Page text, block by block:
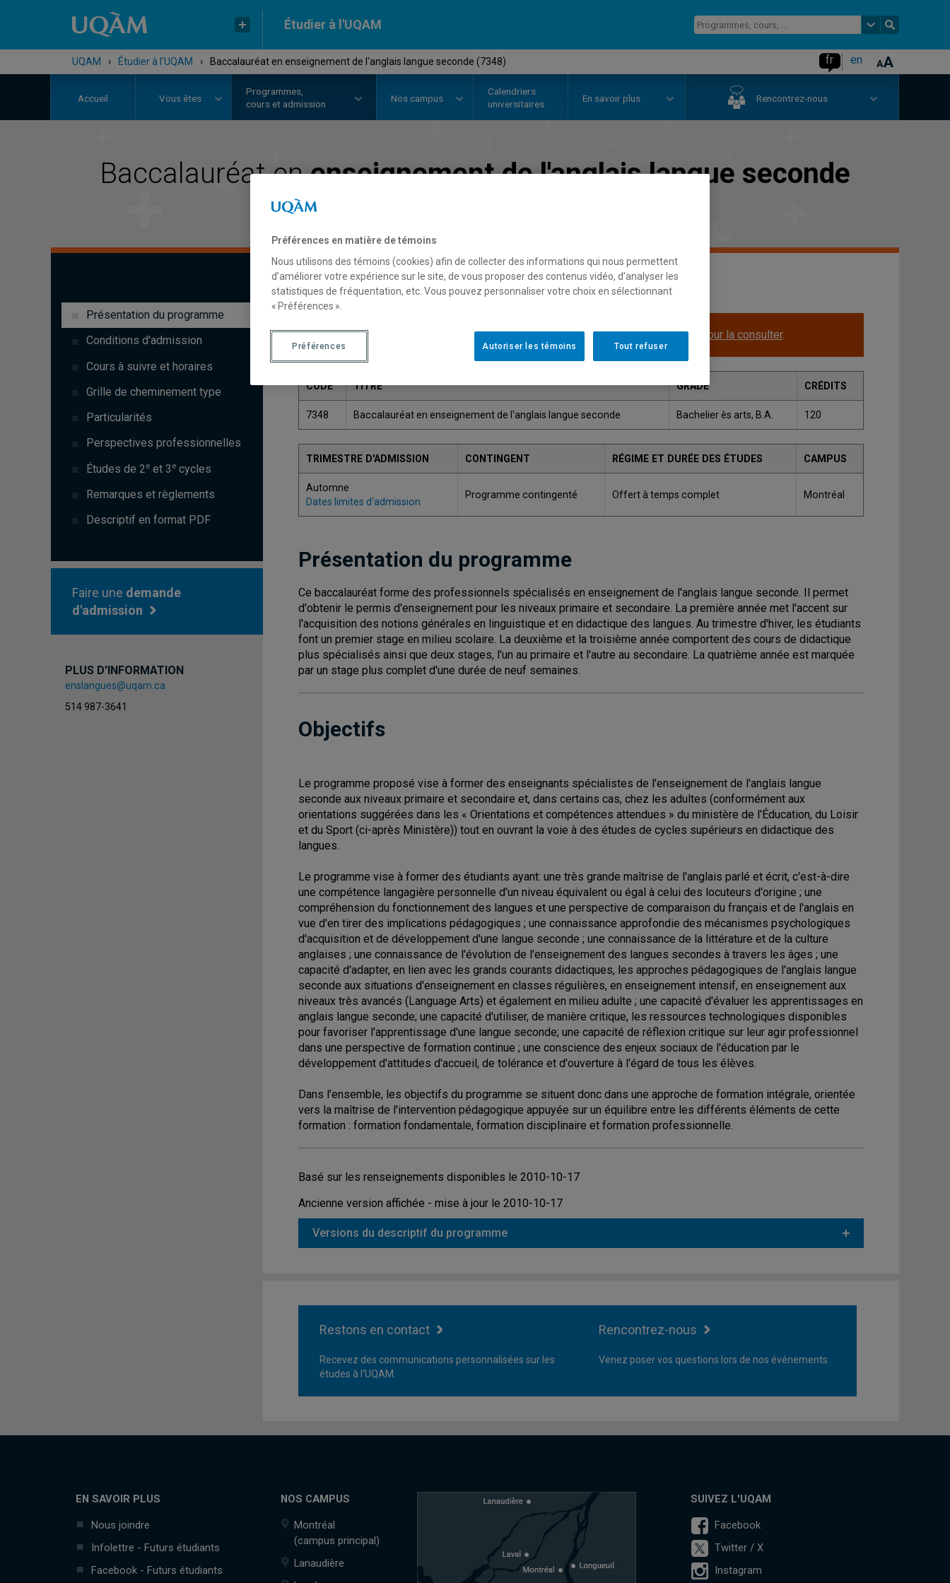
Étudier à l'UQAM
UQAM › Étudier à l'UQAM › Baccalauréat en enseignement de l'anglais langue seconde (7348) fr en
Accueil Vous êtes
Programmes,
cours et admission
Nos campus
Calendriers
universitaires
En savoir plus Rencontrez-nous
Baccalauréat enenseignement de l'anglais langue seconde
Présentation du programme
Conditions d'admission
Cours à suivre et horaires
Grille de cheminement type
Particularités
Perspectives professionnelles
Études de 2 e et 3 e cycles
Remarques et règlements
Descriptif en format PDF
Faire une demande
d'admission
PLUS D'INFORMATION
enslangues@uqam.ca
514 987-3641
Une version plus récente de ce programme est disponible.Cliquez ici pour la consulter.
CODE TITRE GRADE CRÉDITS
7348 Baccalauréat en enseignement de l'anglais langue seconde Bachelier ès arts, B.A. 120
TRIMESTRE D'ADMISSION CONTINGENT RÉGIME ET DURÉE DES ÉTUDES CAMPUS
Automne
Dates limites d'admission
Programme contingenté Offert à temps complet Montréal
Présentation du programme
Ce baccalauréat forme des professionnels spécialisés en enseignement de l'anglais langue seconde. Il permet
d'obtenir le permis d'enseignement pour les niveaux primaire et secondaire. La première année met l'accent sur
l'acquisition des notions générales en linguistique et en didactique des langues. Au trimestre d'hiver, les étudiants
font un premier stage en milieu scolaire. La deuxième et la troisième année comportent des cours de didactique
plus spécialisés ainsi que deux stages, l'un au primaire et l'autre au secondaire. La quatrième année est marquée
par un stage plus complet d'une durée de neuf semaines.
Objectifs
Le programme proposé vise à former des enseignants spécialistes de l'enseignement de l'anglais langue
seconde aux niveaux primaire et secondaire et, dans certains cas, chez les adultes (conformément aux
orientations suggérées dans les « Orientations et compétences attendues » du ministère de l'Éducation, du Loisir
et du Sport (ci-après Ministère)) tout en ouvrant la voie à des études de cycles supérieurs en didactique des
langues.
Le programme vise à former des étudiants ayant: une très grande maîtrise de l'anglais parlé et écrit, c'est-à-dire
une compétence langagière personnelle d'un niveau équivalent ou égal à celui des locuteurs d'origine ; une
compréhension du fonctionnement des langues et une perspective de comparaison du français et de l'anglais en
vue d'en tirer des implications pédagogiques ; une connaissance approfondie des mécanismes psychologiques
d'acquisition et de développement d'une langue seconde ; une connaissance de la littérature et de la culture
anglaises ; une connaissance de l'évolution de l'enseignement des langues secondes à travers les âges ; une
capacité d'adapter, en lien avec les grands courants didactiques, les approches pédagogiques de l'anglais langue
seconde aux situations d'enseignement en classes régulières, en enseignement intensif, en enseignement aux
niveaux très avancés (Language Arts) et également en milieu adulte ; une capacité d'évaluer les apprentissages en
anglais langue seconde; une capacité d'utiliser, de manière critique, les ressources technologiques disponibles
pour favoriser l'apprentissage d'une langue seconde; une capacité de réflexion critique sur leur agir professionnel
dans une perspective de formation continue ; une conscience des enjeux sociaux de l'éducation par le
développement d'attitudes d'accueil, de tolérance et d'ouverture à l'égard de tous les élèves.
Dans l'ensemble, les objectifs du programme se situent donc dans une approche de formation intégrale, orientée
vers la maîtrise de l'intervention pédagogique appuyée sur un équilibre entre les différents éléments de cette
formation : formation fondamentale, formation disciplinaire et formation professionnelle.
Basé sur les renseignements disponibles le 2010-10-17
Ancienne version affichée - mise à jour le 2010-10-17
Versions du descriptif du programme
Restons en contact
Recevez des communications personnalisées sur les
études à l'UQAM.
Rencontrez-nous
Venez poser vos questions lors de nos événements.
EN SAVOIR PLUS
Nous joindre
Infolettre - Futurs étudiants
Facebook - Futurs étudiants
NOS CAMPUS
Montréal
(campus principal)
Lanaudière
SUIVEZ L'UQAM
Facebook
Twitter / X
Instagram
Préférences en matière de témoins
Nous utilisons des témoins (cookies) afin de collecter des informations qui nous permettent
d’améliorer votre expérience sur le site, de vous proposer des contenus vidéo, d’analyser les
statistiques de fréquentation, etc. Vous pouvez personnaliser votre choix en sélectionnant
« Préférences ».
Tout refuser
Autoriser les témoins
Préférences